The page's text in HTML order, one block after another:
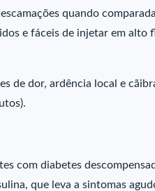
quando
e fáceis de injetar em alto
de dor, ardência local e
com diabetes
que leva a sintomas